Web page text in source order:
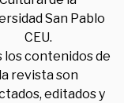
San Pablo
CEU.
los contenidos de
la revista son
editados y